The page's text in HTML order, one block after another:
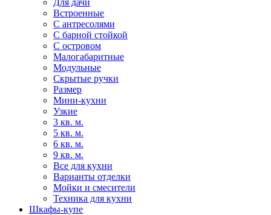
Для дачи
Встроенные
С антресолями
С барной стойкой
С островом
Малогабаритные
Модульные
Скрытые ручки
Размер
Мини-кухни
Узкие
3 кв. м.
5 кв. м.
6 кв. м.
9 кв. м.
Все для кухни
Варианты отделки
Мойки и смесители
Техника для кухни
Шкафы-купе